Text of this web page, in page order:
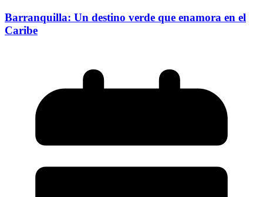
Barranquilla: Un destino verde que enamora en el
Caribe